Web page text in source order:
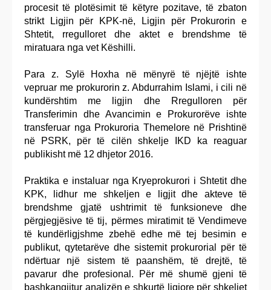
procesit të plotësimit të këtyre pozitave, të zbaton
strikt Ligjin për KPK-në, Ligjin për Prokurorin e
Shtetit, rregulloret dhe aktet e brendshme të
miratuara nga vet Këshilli.
Para z. Sylë Hoxha në mënyrë të njëjtë ishte
vepruar me prokurorin z. Abdurrahim Islami, i cili në
kundërshtim me ligjin dhe Rregulloren për
Transferimin dhe Avancimin e Prokurorëve ishte
transferuar nga Prokuroria Themelore në Prishtinë
në PSRK, për të cilën shkelje IKD ka reaguar
publikisht më 12 dhjetor 2016.
Praktika e instaluar nga Kryeprokurori i Shtetit dhe
KPK, lidhur me shkeljen e ligjit dhe akteve të
brendshme gjatë ushtrimit të funksioneve dhe
përgjegjësive të tij, përmes miratimit të Vendimeve
të kundërligjshme zbehë edhe më tej besimin e
publikut, qytetarëve dhe sistemit prokurorial për të
ndërtuar një sistem të paanshëm, të drejtë, të
pavarur dhe profesional. Për më shumë gjeni të
bashkangjitur analizën e shkurtë ligjore për shkeljet